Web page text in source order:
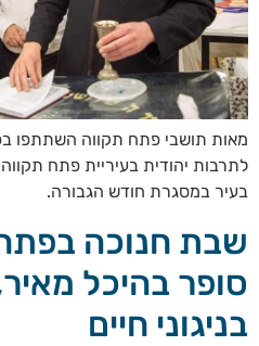
מאות תושבי פתח תקווה השתתפו
לתרבות יהודית בעיריית פתח
בעיר במסגרת חודש הגבורה.
שבת חנוכה
סופר בהיכל
בניגוני חיים